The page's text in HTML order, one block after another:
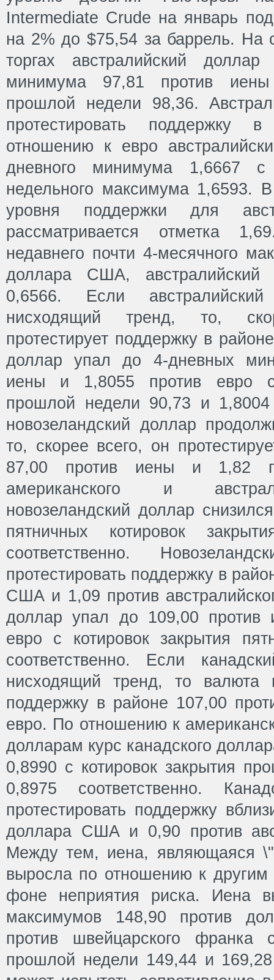
Intermediate Crude на январь
на 2% до $75,54 за баррель. На
торгах австралийский
минимума 97,81 против
прошлой недели 98,36.
протестировать
отношению к евро
дневного минимума 1,6667 с
недельного максимума 1,6593.
уровня поддержки для
рассматривается отметка
недавнего почти 4-месячного
доллара США, австралийский
0,6566. Если
нисходящий тренд, то,
протестирует поддержку в
доллар упал до 4-дневных
иены и 1,8055 против евро с
прошлой недели 90,73 и 1,8004
новозеландский доллар
то, скорее всего, он
87,00 против иены и 1,82
американского и
новозеландский доллар
пятничных котировок
соответственно.
протестировать поддержку в
США и 1,09 против
доллар упал до 109,00 против
евро с котировок закрытия
соответственно. Если
нисходящий тренд, то валюта
поддержку в районе 107,00
евро. По отношению к
долларам курс канадского
0,8990 с котировок закрытия
0,8975 соответственно.
протестировать поддержку
доллара США и 0,90 против
Между тем, иена, являющаяся
выросла по отношению к
фоне неприятия риска. Иена
максимумов 148,90 против
против швейцарского франка
прошлой недели 149,44 и 169,28